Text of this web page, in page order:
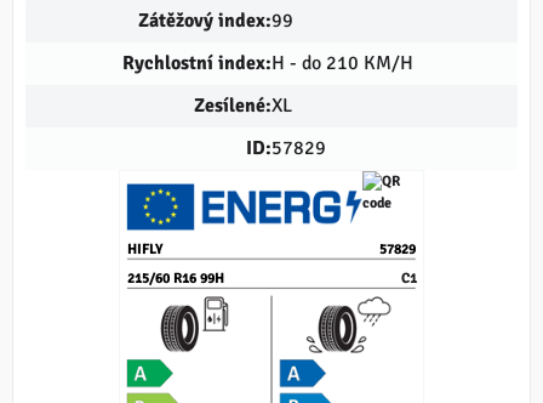
Zátěžový index:99
Rychlostní index:H - do 210 KM/H
Zesílené:XL
ID:57829
215/60 R16 99H
HIFLY 57829
C1